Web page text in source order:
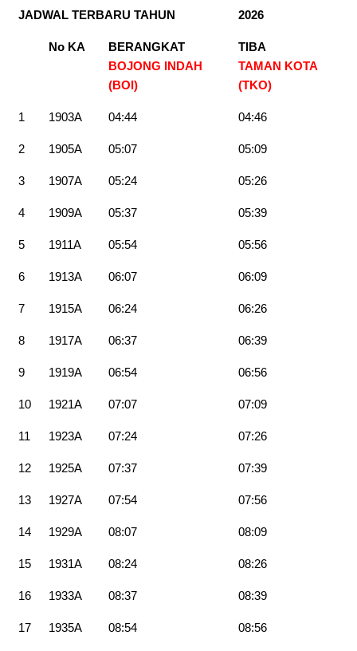
JADWAL TERBARU TAHUN 2026
No KA
BERANGKAT
BOJONG INDAH
(BOI)
TIBA
TAMAN KOTA
(TKO)
1 1903A 04:44 04:46
2 1905A 05:07 05:09
3 1907A 05:24 05:26
4 1909A 05:37 05:39
5 1911A 05:54 05:56
6 1913A 06:07 06:09
7 1915A 06:24 06:26
8 1917A 06:37 06:39
9 1919A 06:54 06:56
10 1921A 07:07 07:09
11 1923A 07:24 07:26
12 1925A 07:37 07:39
13 1927A 07:54 07:56
14 1929A 08:07 08:09
15 1931A 08:24 08:26
16 1933A 08:37 08:39
17 1935A 08:54 08:56